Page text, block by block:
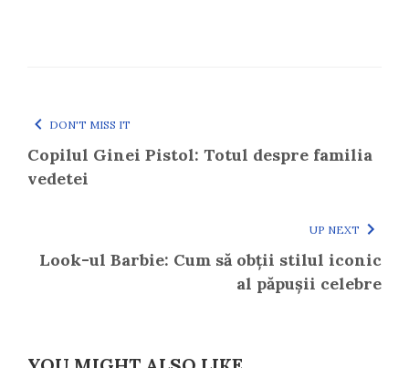
DON'T MISS IT
Copilul Ginei Pistol: Totul despre familia
vedetei
UP NEXT
Look-ul Barbie: Cum să obții stilul iconic
al păpușii celebre